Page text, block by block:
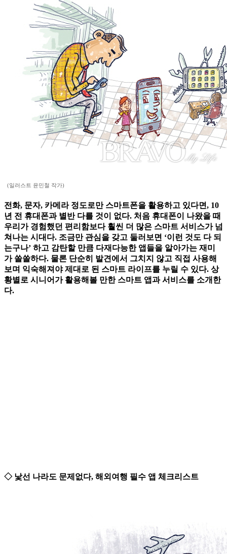
(일러스트 윤민철 작가)
전화, 문자, 카메라 정도로만 스마트폰을 활용하고 있다면, 10
년 전 휴대폰과 별반 다를 것이 없다. 처음 휴대폰이 나왔을 때
우리가 경험했던 편리함보다 훨씬 더 많은 스마트 서비스가 넘
쳐나는 시대다. 조금만 관심을 갖고 둘러보면 ‘이런 것도 다 되
는구나’ 하고 감탄할 만큼 다재다능한 앱들을 알아가는 재미
가 쏠쏠하다. 물론 단순히 발견에서 그치지 않고 직접 사용해
보며 익숙해져야 제대로 된 스마트 라이프를 누릴 수 있다. 상
황별로 시니어가 활용해볼 만한 스마트 앱과 서비스를 소개한
다.
◇ 낯선 나라도 문제없다, 해외여행 필수 앱 체크리스트